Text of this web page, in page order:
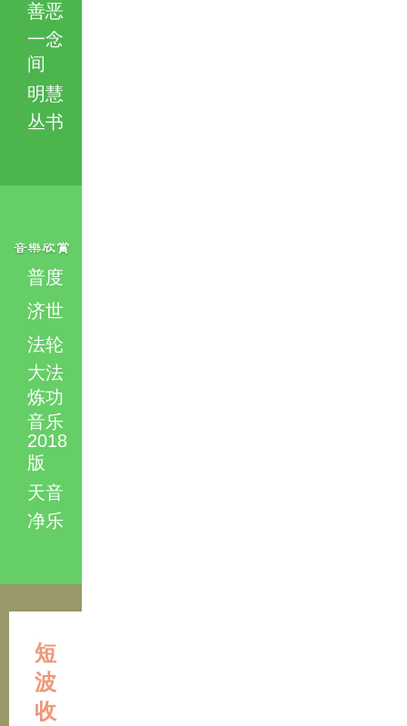
善恶
一念
间
明慧
丛书
普度
济世
法轮
大法
炼功
音乐
2018
版
天音
净乐
短
波
收